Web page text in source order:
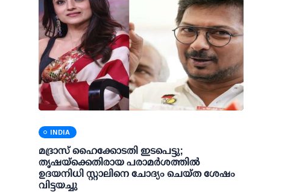
INDIA
മദ്രാസ് ഹൈക്കോടതി ഇടപെട്ടു;
തൃഷയ്ക്കെതിരായ പരാമര്‍ശത്തില്‍
ഉദയനിധി സ്റ്റാലിനെ ചോദ്യം ചെയ്ത ശേഷം
വിട്ടയച്ചു